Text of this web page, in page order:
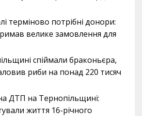
терміново потрібні донори:
велике замовлення для
спіймали браконьєра,
риби на понад 220 тисяч
ДТП на Тернопільщині:
життя 16-річного